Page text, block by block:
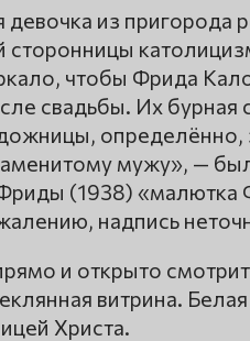
из пригорода
сторонницы
чтобы Фрида
свадьбы. Их бурная
определённо,
мужу», —
(1938) «малютка
надпись
и открыто
витрина.
Христа.